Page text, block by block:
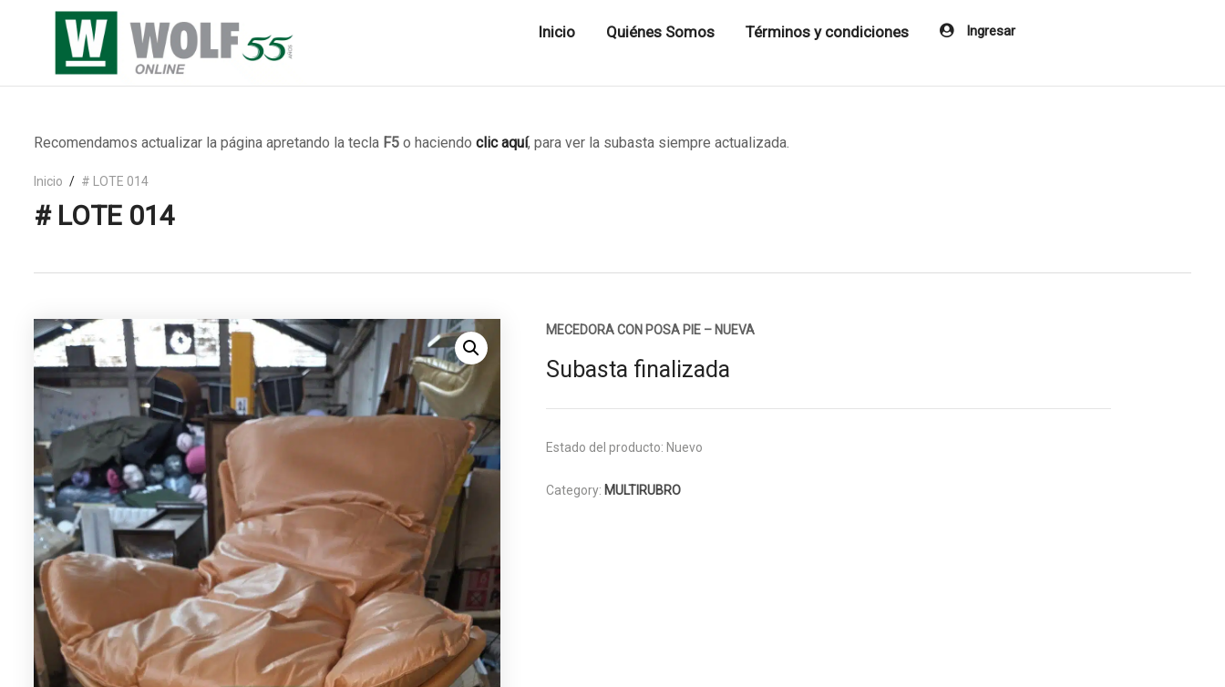
Inicio Quiénes Somos Términos y condiciones Ingresar
Recomendamos actualizar la página apretando la tecla F5 o haciendo clic aquí, para ver la subasta siempre actualizada.
Inicio # LOTE 014
# LOTE 014
MECEDORA CON POSA PIE – NUEVA
Subasta finalizada
Estado del producto: Nuevo
Category: MULTIRUBRO